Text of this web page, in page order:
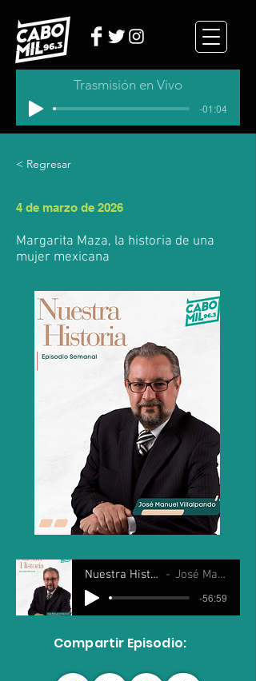
Trasmisión en Vivo
-01:04
< Regresar
4 de marzo de 2026
Margarita Maza, la historia de una
mujer mexicana
Nuestra Historia 4 marzo 2026 José Manuel Villalpando
-56:59
Compartir Episodio: